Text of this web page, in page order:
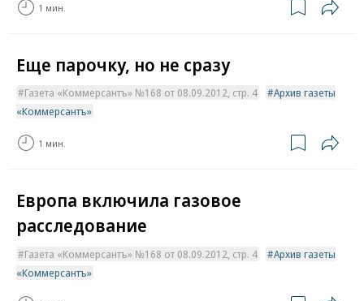
1 мин.
Еще парочку, но не сразу
Газета «Коммерсантъ» №168 от 08.09.2012, стр. 4
Архив газеты
«Коммерсантъ»
1 мин.
Европа включила газовое
расследование
Газета «Коммерсантъ» №168 от 08.09.2012, стр. 4
Архив газеты
«Коммерсантъ»